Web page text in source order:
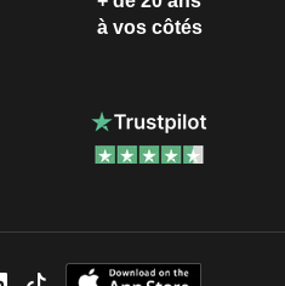
à vos côtés